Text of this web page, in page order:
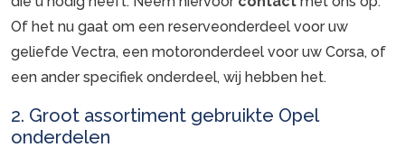
Of het nu gaat om een reserveonderdeel voor uw
geliefde Vectra, een motoronderdeel voor uw Corsa, of
een ander specifiek onderdeel, wij hebben het.
2. Groot assortiment gebruikte Opel
onderdelen